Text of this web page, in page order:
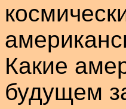
Какие
будущем